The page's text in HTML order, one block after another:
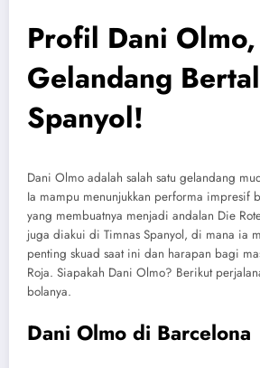
Profil Dani Olmo,
Gelandang
Spanyol!
Dani Olmo adalah salah satu gelandang
Ia mampu menunjukkan performa impresif
yang membuatnya menjadi andalan Die
juga diakui di Timnas Spanyol, di mana ia
penting skuad saat ini dan harapan bagi
Roja. Siapakah Dani Olmo? Berikut
bolanya.
Dani Olmo di Barcelona